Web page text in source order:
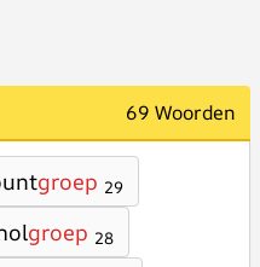
69 Woorden
groep 29
groep 28